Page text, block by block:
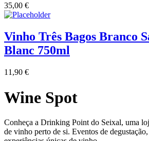
35,00 €
Vinho Três Bagos Branco
Blanc 750ml
11,90 €
Wine Spot
Conheça a Drinking Point do Seixal, uma
de vinho perto de si. Eventos de